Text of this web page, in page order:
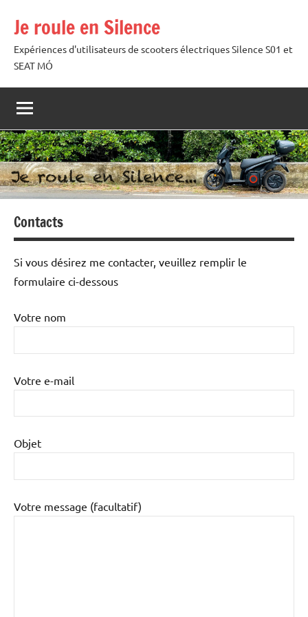
contenu
Je roule en Silence
Expériences d'utilisateurs de scooters électriques Silence S01 et
SEAT MÓ
Contacts
Si vous désirez me contacter, veuillez remplir le
formulaire ci-dessous
Votre nom
Votre e-mail
Objet
Votre message (facultatif)